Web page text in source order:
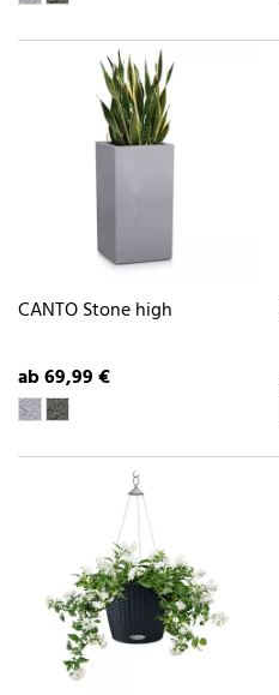
CANTO Stone high
ab 69,99 €